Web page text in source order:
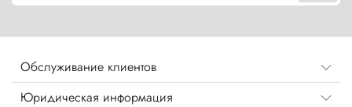
Обслуживание клиентов
Юридическая информация